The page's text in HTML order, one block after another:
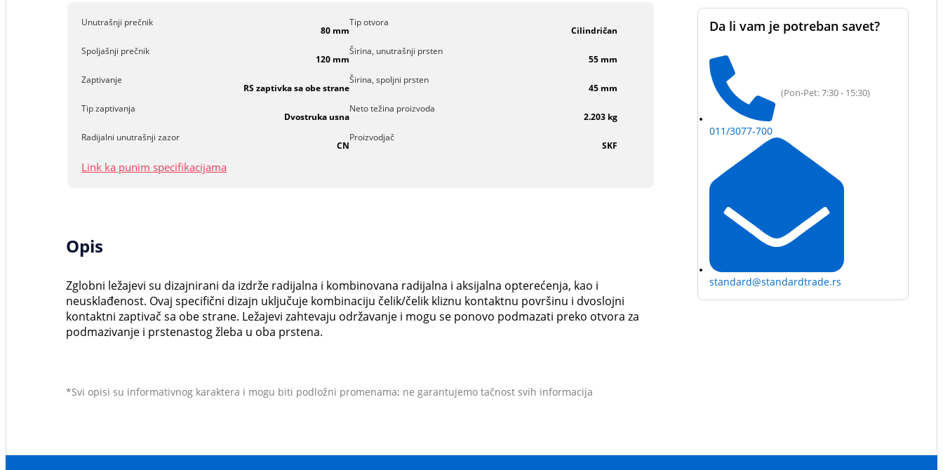
Unutrašnji prečnik
80 mm
Spoljašnji prečnik
120 mm
Zaptivanje
RS zaptivka sa obe strane
Tip zaptivanja
Dvostruka usna
Radijalni unutrašnji zazor
CN
Tip otvora
Cilindričan
Širina, unutrašnji prsten
55 mm
Širina, spoljni prsten
45 mm
Neto težina proizvoda
2.203 kg
Proizvodjač
SKF
Link ka punim specifikacijama
Opis
Zglobni ležajevi su dizajnirani da izdrže radijalna i kombinovana radijalna i aksijalna opterećenja, kao i
neusklađenost. Ovaj specifični dizajn uključuje kombinaciju čelik/čelik kliznu kontaktnu površinu i dvoslojni
kontaktni zaptivač sa obe strane. Ležajevi zahtevaju održavanje i mogu se ponovo podmazati preko otvora za
podmazivanje i prstenastog žleba u oba prstena.
*Svi opisi su informativnog karaktera i mogu biti podložni promenama; ne garantujemo tačnost svih informacija
Da li vam je potreban savet?
011/3077-700
(Pon-Pet: 7:30 - 15:30)
standard@standardtrade.rs